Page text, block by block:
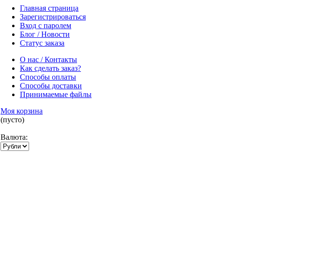
Главная страница
Зарегистрироваться
Вход с паролем
Блог / Новости
Статус заказа
О нас / Контакты
Как сделать заказ?
Способы оплаты
Способы доставки
Принимаемые файлы
Моя корзина
(пусто)
Валюта: